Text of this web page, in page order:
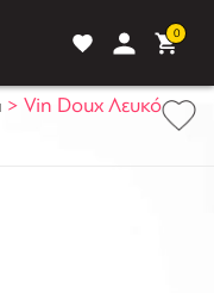
0
> Vin Doux Λευκό